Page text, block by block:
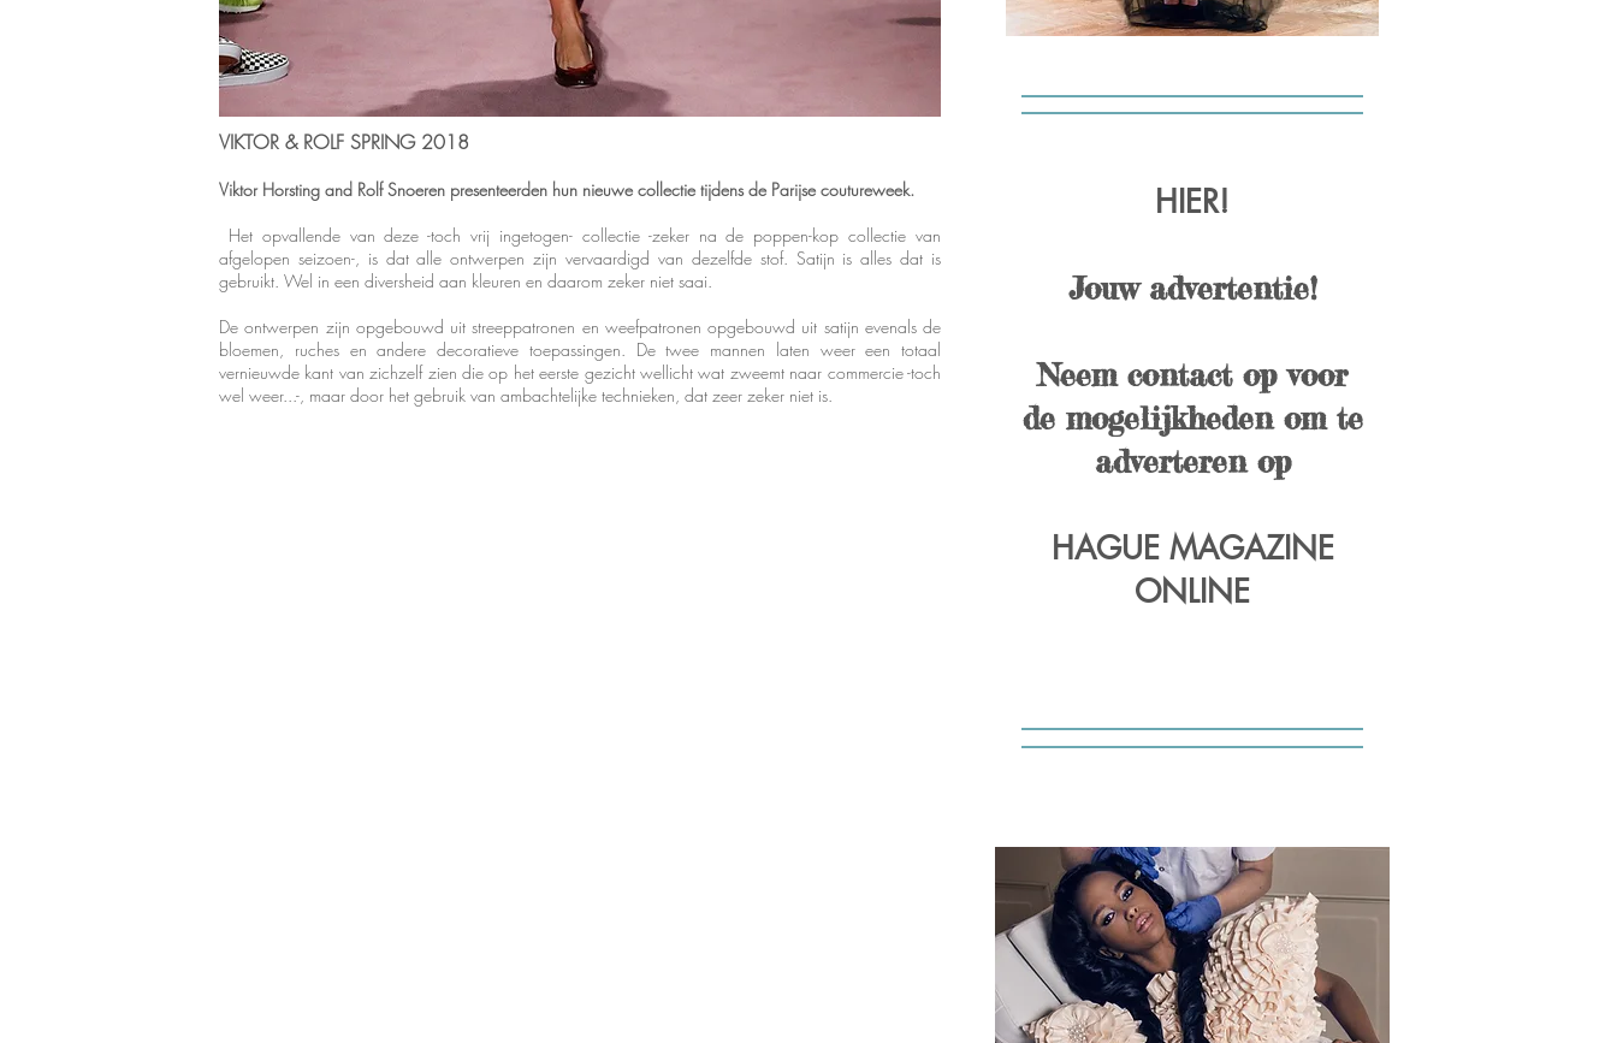
VIKTOR & ROLF SPRING 2018
Viktor Horsting and Rolf Snoeren presenteerden hun nieuwe collectie tijdens de Parijse coutureweek.
Het opvallende van deze -toch vrij ingetogen- collectie -zeker na de poppen-kop collectie van
afgelopen seizoen-, is dat alle ontwerpen zijn vervaardigd van dezelfde stof. Satijn is alles dat is
gebruikt. Wel in een diversheid aan kleuren en daarom zeker niet saai.
De ontwerpen zijn opgebouwd uit streeppatronen en weefpatronen opgebouwd uit satijn evenals de
bloemen, ruches en andere decoratieve toepassingen. De twee mannen laten weer een totaal
vernieuwde kant van zichzelf zien die op het eerste gezicht wellicht wat zweemt naar commercie -toch
wel weer...-, maar door het gebruik van ambachtelijke technieken, dat zeer zeker niet is.
HIER!
Jouw advertentie!
Neem contact op voor
de mogelijkheden om te
adverteren op
HAGUE MAGAZINE
ONLINE